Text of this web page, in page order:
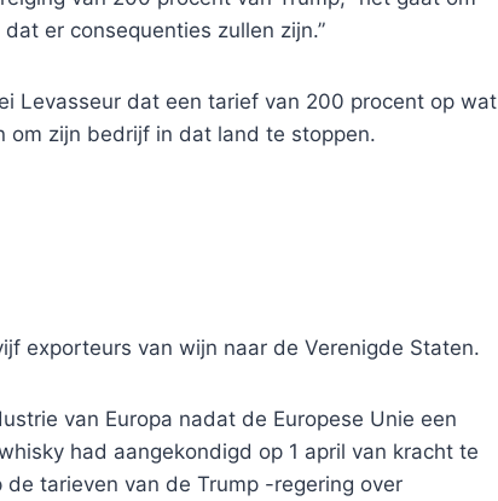
er consequenties zullen zijn.”
Levasseur dat een tarief van 200 procent op wat
om zijn bedrijf in dat land te stoppen.
exporteurs van wijn naar de Verenigde Staten.
van Europa nadat de Europese Unie een
had aangekondigd op 1 april van kracht te
tarieven van de Trump -regering over